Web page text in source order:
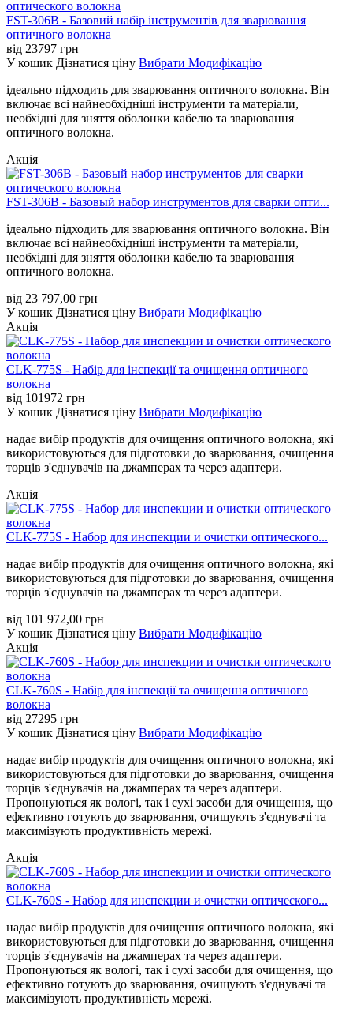
FST-306B - Базовий набір інструментів для зварювання
оптичного волокна
від 23797 грн
У кошик Дізнатися ціну Вибрати Модифікацію
ідеально підходить для зварювання оптичного волокна. Він
включає всі найнеобхідніші інструменти та матеріали,
необхідні для зняття оболонки кабелю та зварювання
оптичного волокна.
Акція
FST-306B - Базовый набор инструментов для сварки опти...
ідеально підходить для зварювання оптичного волокна. Він
включає всі найнеобхідніші інструменти та матеріали,
необхідні для зняття оболонки кабелю та зварювання
оптичного волокна.
від 23 797,00 грн
У кошик Дізнатися ціну Вибрати Модифікацію
Акція
CLK-775S - Набір для інспекції та очищення оптичного
волокна
від 101972 грн
У кошик Дізнатися ціну Вибрати Модифікацію
надає вибір продуктів для очищення оптичного волокна, які
використовуються для підготовки до зварювання, очищення
торців з'єднувачів на джамперах та через адаптери.
Акція
CLK-775S - Набор для инспекции и очистки оптического...
надає вибір продуктів для очищення оптичного волокна, які
використовуються для підготовки до зварювання, очищення
торців з'єднувачів на джамперах та через адаптери.
від 101 972,00 грн
У кошик Дізнатися ціну Вибрати Модифікацію
Акція
CLK-760S - Набір для інспекції та очищення оптичного
волокна
від 27295 грн
У кошик Дізнатися ціну Вибрати Модифікацію
надає вибір продуктів для очищення оптичного волокна, які
використовуються для підготовки до зварювання, очищення
торців з'єднувачів на джамперах та через адаптери.
Пропонуються як вологі, так і сухі засоби для очищення, що
ефективно готують до зварювання, очищують з'єднувачі та
максимізують продуктивність мережі.
Акція
CLK-760S - Набор для инспекции и очистки оптического...
надає вибір продуктів для очищення оптичного волокна, які
використовуються для підготовки до зварювання, очищення
торців з'єднувачів на джамперах та через адаптери.
Пропонуються як вологі, так і сухі засоби для очищення, що
ефективно готують до зварювання, очищують з'єднувачі та
максимізують продуктивність мережі.